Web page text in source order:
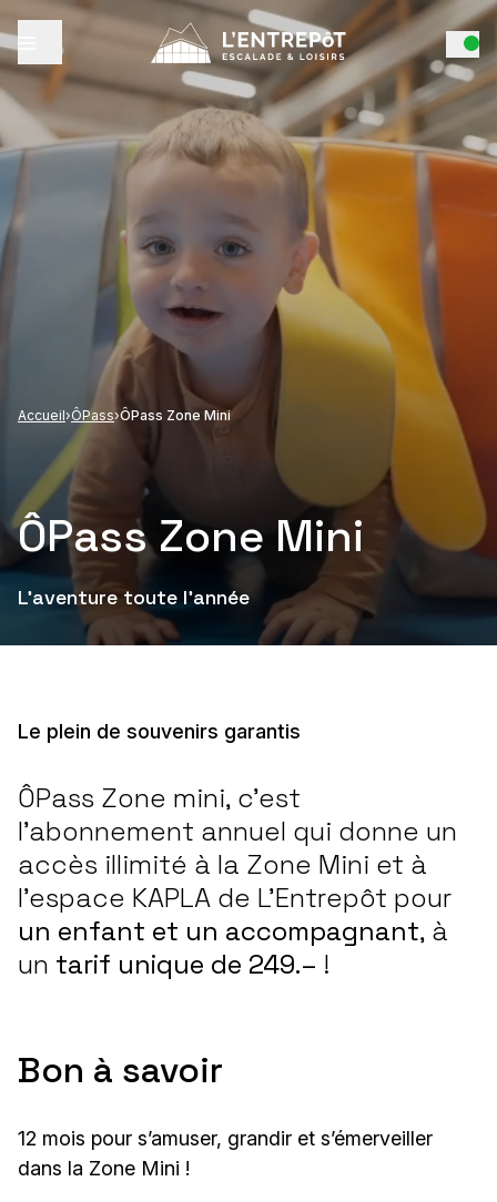
Accueil›ÔPass›ÔPass Zone Mini
ÔPass Zone Mini
L'aventure toute l'année
Le plein de souvenirs garantis
ÔPass Zone mini, c’est
l’abonnement annuel qui donne un
accès illimité à la Zone Mini et à
l'espace KAPLA de L’Entrepôt pour
un enfant et un accompagnant, à
un tarif unique de 249.– !
Bon à savoir
12 mois pour s’amuser, grandir et s’émerveiller
dans la Zone Mini !